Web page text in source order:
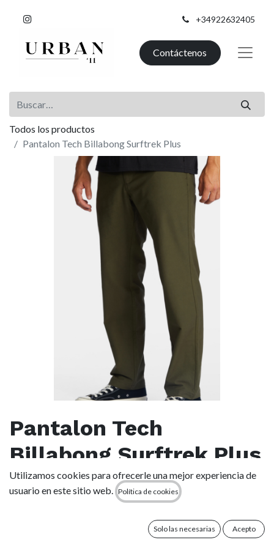
+34922632405
Contáctenos
Todos los productos
Pantalon Tech Billabong Surftrek Plus
Pantalon Tech
Billabong Surftrek Plus
(0 reseña)
El pantalón Billabong A/Div Surftrek Plus Elastic combina
elástico, este pantalón Surftrek para hombre viene con
Utilizamos cookies para ofrecerle una mejor experiencia de
usuario en este sitio web.
Política de cookies
Solo las necesarias Acepto